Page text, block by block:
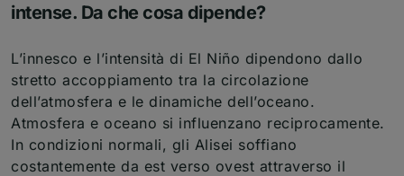
intense. Da che cosa dipende?
L’innesco e l’intensità di El Niño dipendono dallo
stretto accoppiamento tra la circolazione
dell’atmosfera e le dinamiche dell’oceano.
Atmosfera e oceano si influenzano reciprocamente.
In condizioni normali, gli Alisei soffiano
costantemente da est verso ovest attraverso il